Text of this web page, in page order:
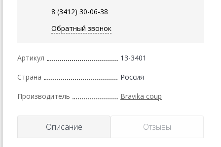
8 (3412) 30-06-38
Обратный звонок
Артикул 13-3401
Страна Россия
Производитель Bravika coup
Описание Отзывы